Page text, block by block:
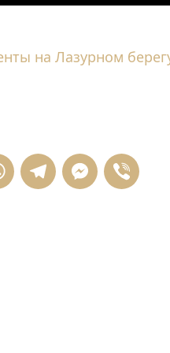
на Лазурном
WhatsApp
Telegram